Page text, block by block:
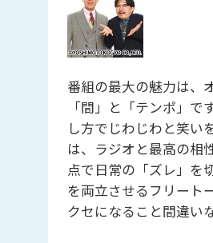
番組の最大の魅力は、
「間」と「テンポ」で
し方でじわじわと笑い
は、ラジオと最高の相
点で日常の「ズレ」を
を両立させるフリート
クセになること間違い